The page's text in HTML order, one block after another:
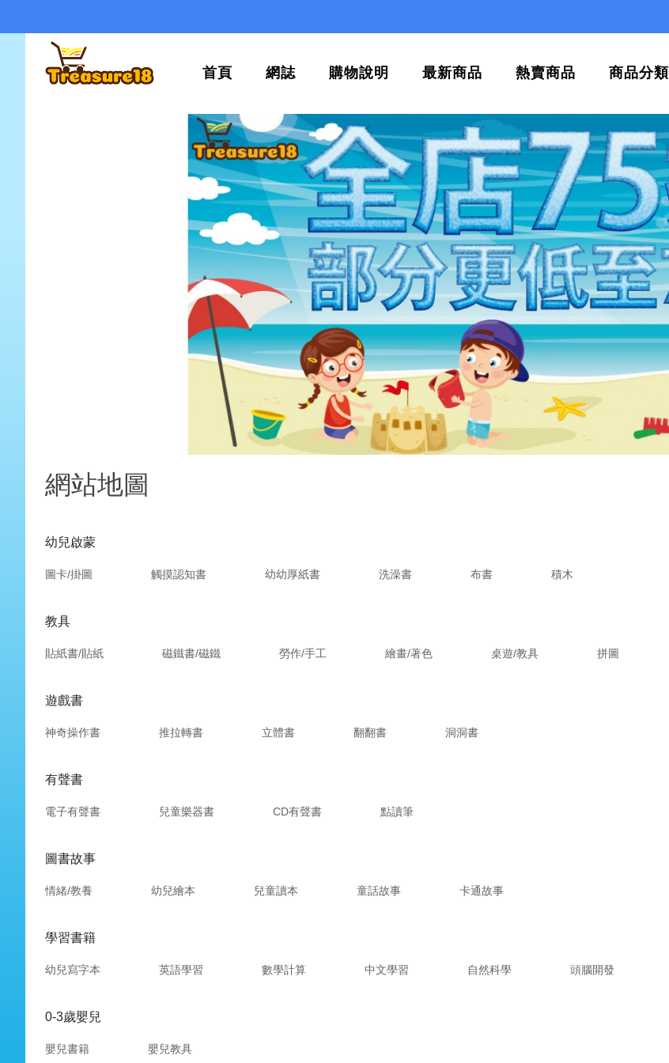
首頁 網誌 購物說明 最新商品 熱賣商品 商品分類
網站地圖
幼兒啟蒙
圖卡/掛圖 觸摸認知書 幼幼厚紙書 洗澡書 布書 積木
教具
貼紙書/貼紙 磁鐵書/磁鐵 勞作/手工 繪畫/著色 桌遊/教具 拼圖
遊戲書
神奇操作書 推拉轉書 立體書 翻翻書 洞洞書
有聲書
電子有聲書 兒童樂器書 CD有聲書 點讀筆
圖書故事
情緒/教養 幼兒繪本 兒童讀本 童話故事 卡通故事
學習書籍
幼兒寫字本 英語學習 數學計算 中文學習 自然科學 頭腦開發
0-3歲嬰兒
嬰兒書籍 嬰兒教具